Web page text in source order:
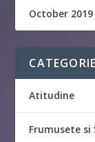
October 2019
Atitudine
Frumusete